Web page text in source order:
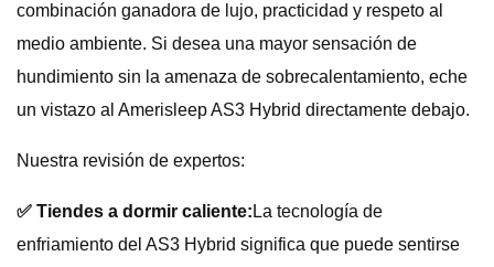
combinación ganadora de lujo, practicidad y respeto al
medio ambiente. Si desea una mayor sensación de
hundimiento sin la amenaza de sobrecalentamiento, eche
un vistazo al Amerisleep AS3 Hybrid directamente debajo.
Nuestra revisión de expertos:
✅ Tiendes a dormir caliente: La tecnología de
enfriamiento del AS3 Hybrid significa que puede sentirse